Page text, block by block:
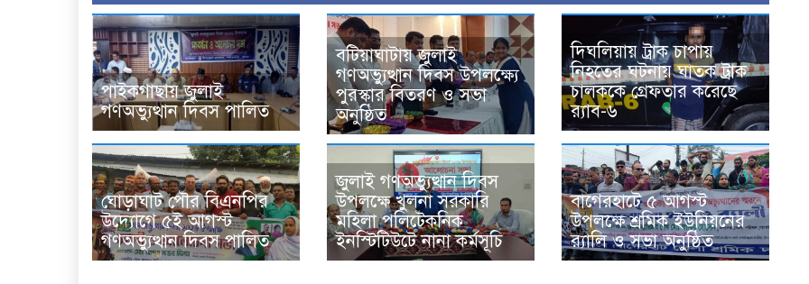
পাইকগাছায় জুলাই
গণঅভ্যুত্থান দিবস পালিত
বটিয়াঘাটায় জুলাই
গণঅভ্যুত্থান দিবস উপলক্ষ্যে
পুরস্কার বিতরণ ও সভা
অনুষ্ঠিত
দিঘলিয়ায় ট্রাক চাপায়
নিহতের ঘটনায় ঘাতক ট্রাক
চালককে গ্রেফতার করেছে
র‍্যাব-৬
ঘোড়াঘাট পৌর বিএনপির
উদ্যোগে ৫ই আগস্ট
গণঅভ্যুত্থান দিবস পালিত
জুলাই গণঅভ্যুত্থান দিবস
উপলক্ষে খুলনা সরকারি
মহিলা পলিটেকনিক
ইনস্টিটিউটে নানা কর্মসূচি
বাগেরহাটে ৫ আগস্ট
উপলক্ষে শ্রমিক ইউনিয়নের
র‌্যালি ও সভা অনুষ্ঠিত